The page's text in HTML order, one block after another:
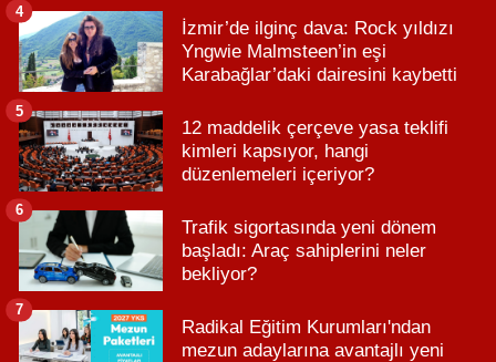
İzmir’de ilginç dava: Rock yıldızı
Yngwie Malmsteen’in eşi
Karabağlar’daki dairesini kaybetti
4
12 maddelik çerçeve yasa teklifi
kimleri kapsıyor, hangi
düzenlemeleri içeriyor?
5
Trafik sigortasında yeni dönem
başladı: Araç sahiplerini neler
bekliyor?
6
Radikal Eğitim Kurumları'ndan
mezun adaylarına avantajlı yeni
7